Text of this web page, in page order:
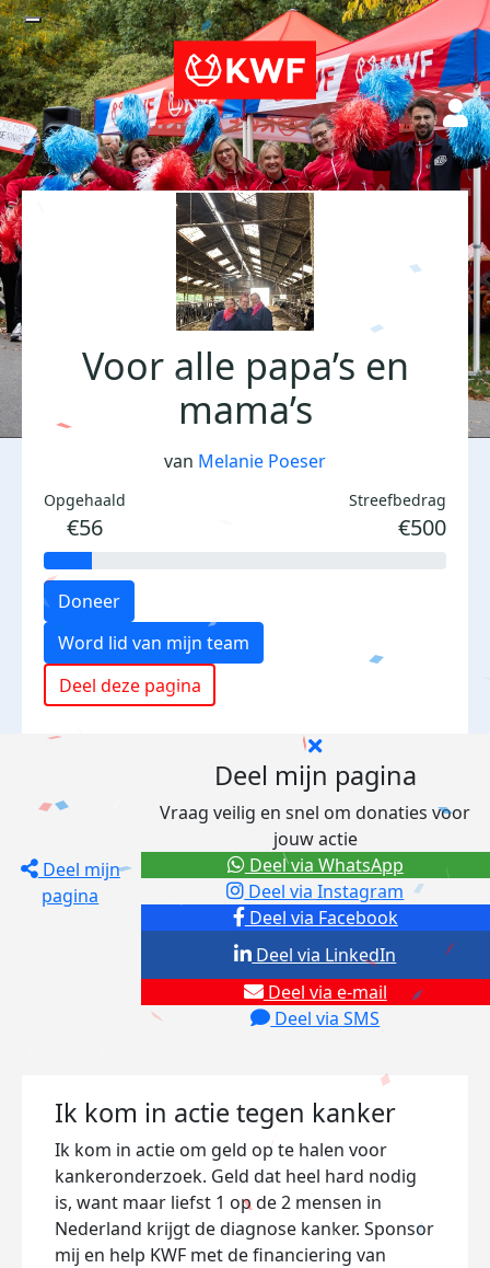
Voor alle papa’s en
mama’s
van Melanie Poeser
Opgehaald
€56
Streefbedrag
€500
Doneer
Word lid van mijn team
Deel deze pagina
Deel mijn
pagina
Deel mijn pagina
Vraag veilig en snel om donaties voor
jouw actie
Deel via Facebook
Deel via Instagram
Deel via e-mail
Deel via SMS
Deel via LinkedIn
Deel via WhatsApp
Ik kom in actie tegen kanker
Ik kom in actie om geld op te halen voor
kankeronderzoek. Geld dat heel hard nodig
is, want maar liefst 1 op de 2 mensen in
Nederland krijgt de diagnose kanker. Sponsor
mij en help KWF met de financiering van